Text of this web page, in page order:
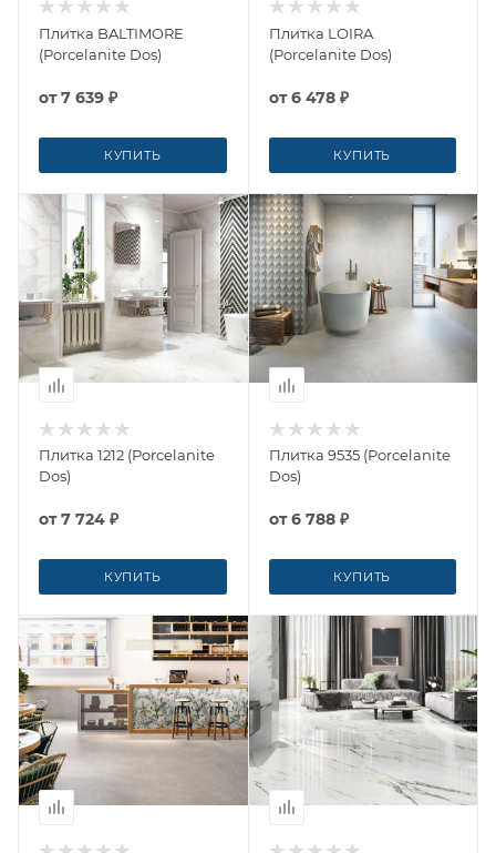
Плитка BALTIMORE
(Porcelanite Dos)
от7 639 ₽
КУПИТЬ
Плитка LOIRA
(Porcelanite Dos)
от6 478 ₽
КУПИТЬ
Плитка 1212 (Porcelanite
Dos)
от7 724 ₽
КУПИТЬ
Плитка 9535 (Porcelanite
Dos)
от6 788 ₽
КУПИТЬ